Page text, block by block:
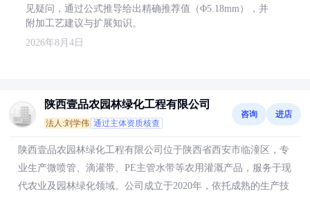
见疑问，通过公式推导给出精确推荐值（Φ5.18mm），并
附加工艺建议与扩展知识。
2026年8月4日
陕西壹品农园林绿化工程有限公司
法人:刘学伟 通过主体资质核查
咨询 进店
陕西壹品农园林绿化工程有限公司位于陕西省西安市临潼区，专
业生产微喷管、滴灌带、PE主管水带等农用灌溉产品，服务于现
代农业及园林绿化领域。公司成立于2020年，依托成熟的生产技